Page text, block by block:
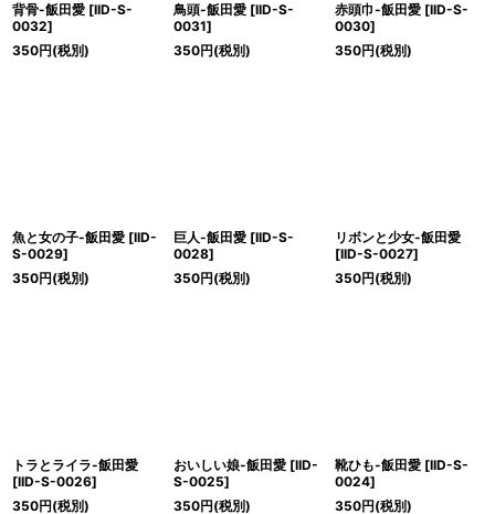
背骨-飯田愛 [IID-S-
0032]
350円(税別)
鳥頭-飯田愛 [IID-S-
0031]
350円(税別)
赤頭巾-飯田愛 [IID-S-
0030]
350円(税別)
魚と女の子-飯田愛 [IID-
S-0029]
350円(税別)
巨人-飯田愛 [IID-S-
0028]
350円(税別)
リボンと少女-飯田愛
[IID-S-0027]
350円(税別)
トラとライラ-飯田愛
[IID-S-0026]
350円(税別)
おいしい娘-飯田愛 [IID-
S-0025]
350円(税別)
靴ひも-飯田愛 [IID-S-
0024]
350円(税別)